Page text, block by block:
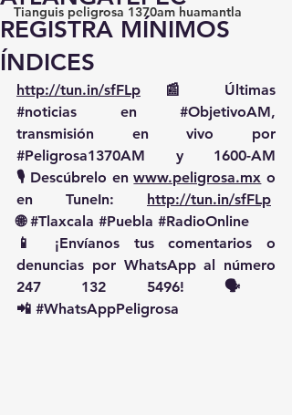
Tianguis peligrosa 1370am huamantla
REGISTRA MÍNIMOS
ÍNDICES
http://tun.in/sfFLp
#noticias en #ObjetivoAM,
#Peligrosa1370AM y 1600-AM
🎙️ Descúbrelo en www.peligrosa.mx o
en TuneIn: http://tun.in/sfFLp
🌐 #Tlaxcala #Puebla #RadioOnline
📱 ¡Envíanos tus comentarios o
denuncias por WhatsApp al número
247 132 5496! 🗣️
📲 #WhatsAppPeligrosa